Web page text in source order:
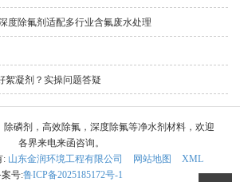
度除氟剂适配多行业含氟废水处理
絮凝剂？实操问题答疑
磷剂，高效除氟，深度除氟等净水剂材料，欢迎
各界来电来函咨询。
: 山东金润环境工程有限公司 网站地图
XML
号:鲁ICP备2025185172号-1